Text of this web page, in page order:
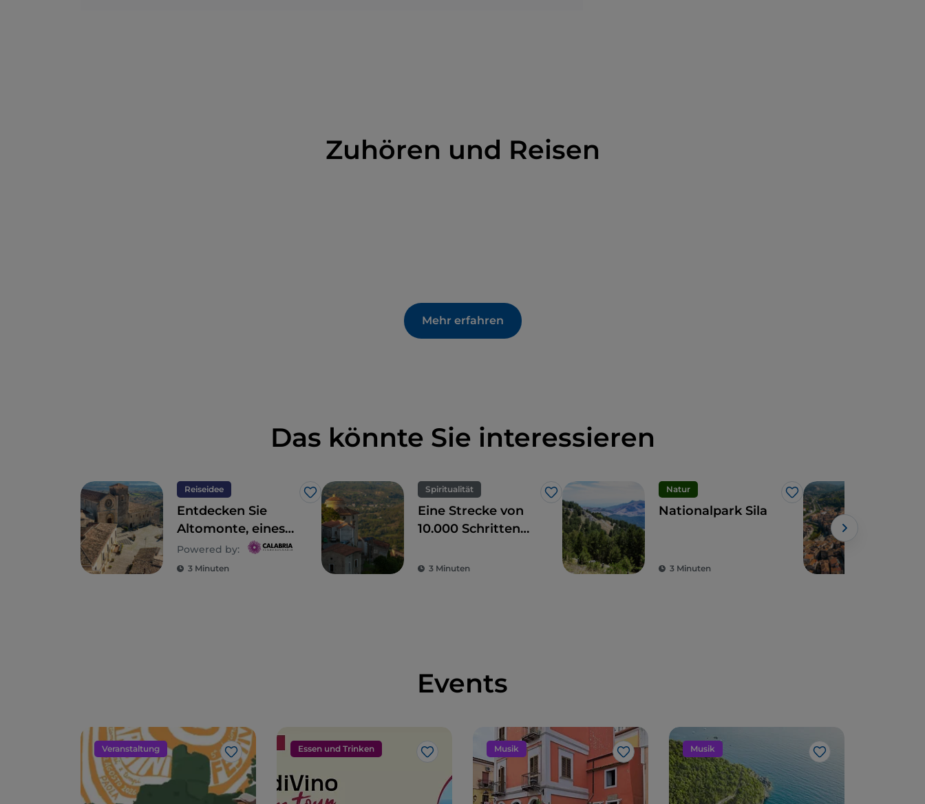
Zuhören und Reisen
Mehr erfahren
Das könnte Sie interessieren
Reiseidee
Like
Entdecken Sie
Altomonte, eines
der schönsten
Dörfer Italiens
Powered by:
3 Minuten
Spiritualität
Like
Eine Strecke von
10.000 Schritten
des Sacro Monte di
3 Minuten
Natur
Like
Nationalpark Sila
3 Minuten
Events
Veranstaltung
Like
Essen und Trinken
Like
Musik
Like
Musik
Like